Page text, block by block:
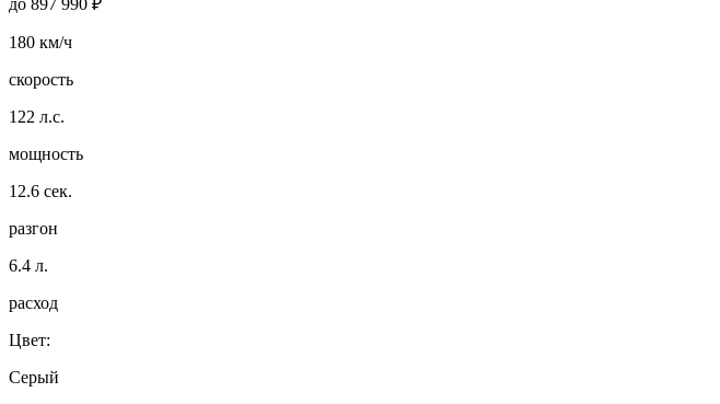
до 897 990 ₽
180 км/ч
скорость
122 л.с.
мощность
12.6 сек.
разгон
6.4 л.
расход
Цвет:
Серый